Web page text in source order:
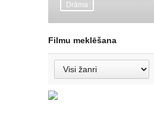
Drāma
Filmu meklēšana